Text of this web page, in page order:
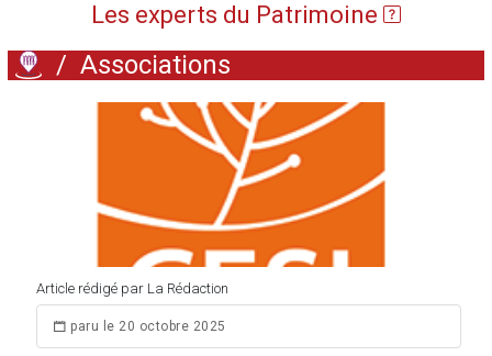
Les experts du Patrimoine
/ Associations
Article rédigé par La Rédaction
paru le 20 octobre 2025